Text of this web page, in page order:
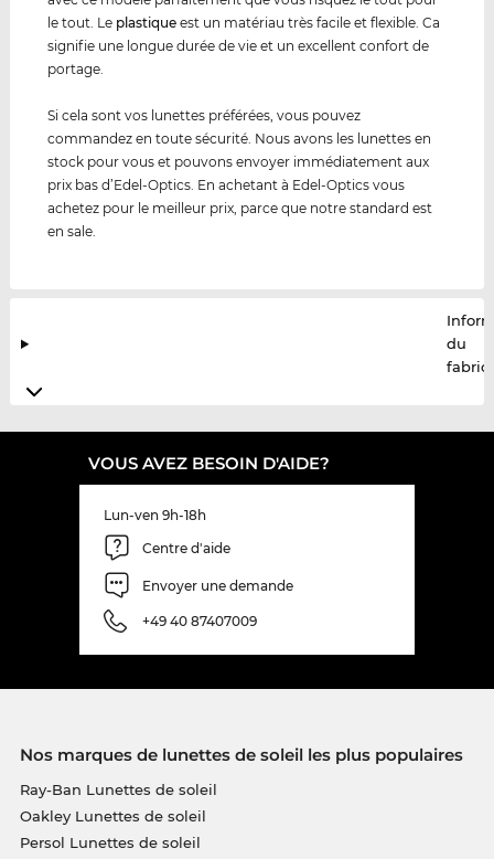
le tout. Le plastique est un matériau très facile et flexible. Ca
signifie une longue durée de vie et un excellent confort de
portage.
Si cela sont vos lunettes préférées, vous pouvez
commandez en toute sécurité. Nous avons les lunettes en
stock pour vous et pouvons envoyer immédiatement aux
prix bas d’Edel-Optics. En achetant à Edel-Optics vous
achetez pour le meilleur prix, parce que notre standard est
en sale.
du
VOUS AVEZ BESOIN D'AIDE?
Lun-ven 9h-18h
Centre d'aide
Envoyer une demande
+49 40 87407009
Nos marques de lunettes de soleil les plus populaires
Ray-Ban Lunettes de soleil
Oakley Lunettes de soleil
Persol Lunettes de soleil